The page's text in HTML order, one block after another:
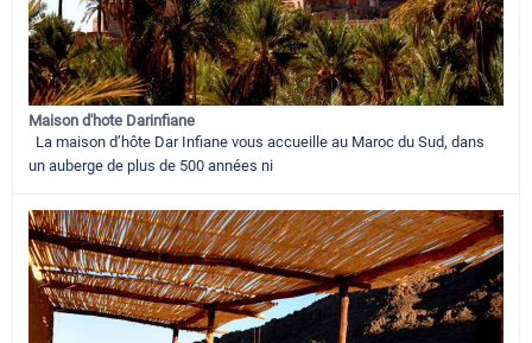
Maison d'hote Darinfiane
La maison d’hôte Dar Infiane vous accueille au Maroc du Sud, dans
un auberge de plus de 500 années ni